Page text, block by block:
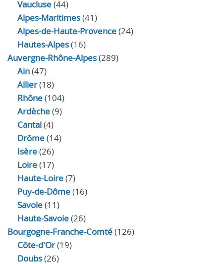
Vaucluse(44)
Alpes-Maritimes(41)
Alpes-de-Haute-Provence(24)
Hautes-Alpes(16)
Auvergne-Rhône-Alpes(289)
Ain(47)
Allier(18)
Rhône(104)
Ardèche(9)
Cantal(4)
Drôme(14)
Isère(26)
Loire(17)
Haute-Loire(7)
Puy-de-Dôme(16)
Savoie(11)
Haute-Savoie(26)
Bourgogne-Franche-Comté(126)
Côte-d'Or(19)
Doubs(26)